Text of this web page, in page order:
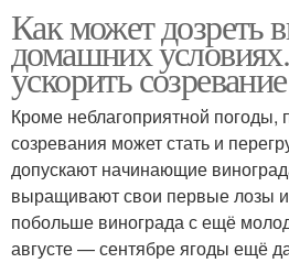
Как может дозреть
домашних
ускорить
Кроме неблагоприятной погоды,
созревания может стать и
допускают начинающие
выращивают свои первые лозы и
побольше винограда с ещё
августе — сентябре ягоды ещё